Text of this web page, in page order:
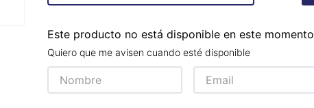
Este producto no está disponible en este momento
Quiero que me avisen cuando esté disponible